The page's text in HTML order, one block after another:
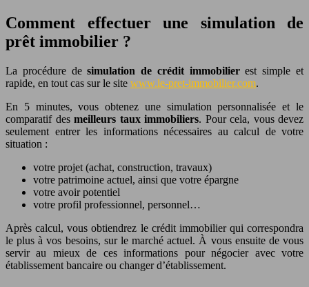
Comment effectuer une simulation de
prêt immobilier ?
La procédure desimulation de crédit immobilierest simple et
rapide, en tout cas sur le site www.le-pret-immobilier.com.
En 5 minutes, vous obtenez une simulation personnalisée et le
comparatif des meilleurs taux immobiliers. Pour cela, vous devez
seulement entrer les informations nécessaires au calcul de votre
situation :
votre projet (achat, construction, travaux)
votre patrimoine actuel, ainsi que votre épargne
votre avoir potentiel
votre profil professionnel, personnel…
Après calcul, vous obtiendrez le crédit immobilier qui correspondra
le plus à vos besoins, sur le marché actuel. À vous ensuite de vous
servir au mieux de ces informations pour négocier avec votre
établissement bancaire ou changer d’établissement.